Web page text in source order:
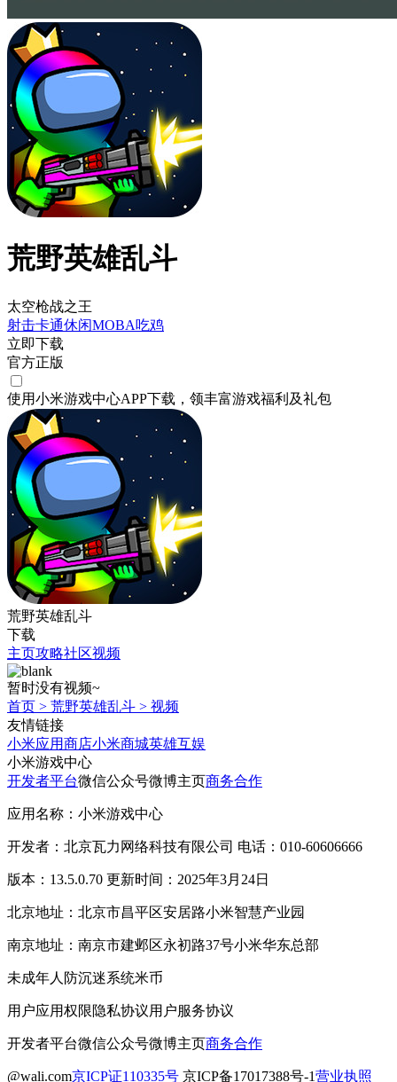
荒野英雄乱斗
太空枪战之王
射击卡通休闲MOBA吃鸡
立即下载
官方正版
使用小米游戏中心APP下载 ，领丰富游戏福利 及礼包
荒野英雄乱斗
下载
主页攻略社区视频
暂时没有视频~
首页 > 荒野英雄乱斗 > 视频
友情链接
小米应用商店小米商城英雄互娱
小米游戏中心
开发者平台微信公众号微博主页商务合作
应用名称：小米游戏中心
开发者：北京瓦力网络科技有限公司 电话：010-60606666
版本：13.5.0.70 更新时间：2025年3月24日
北京地址：北京市昌平区安居路小米智慧产业园
南京地址：南京市建邺区永初路37号小米华东总部
未成年人防沉迷系统米币
用户应用权限隐私协议用户服务协议
开发者平台微信公众号微博主页商务合作
@wali.com京ICP证110335号 京ICP备17017388号-1营业执照